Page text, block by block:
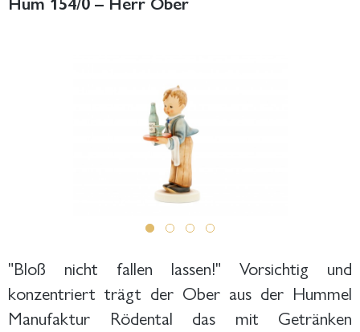
"Bloß nicht fallen lassen!" Vorsichtig und
konzentriert trägt der Ober aus der Hummel
Manufaktur Rödental das mit Getränken